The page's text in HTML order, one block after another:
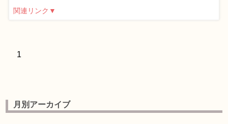
関連リンク▼
1
月別アーカイブ